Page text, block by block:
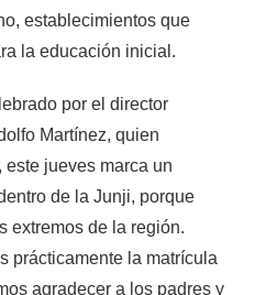
establecimientos que
la educación inicial.
por el director
Martínez, quien
este jueves marca un
de la Junji, porque
extremos de la región.
prácticamente la matrícula
agradecer a los padres y